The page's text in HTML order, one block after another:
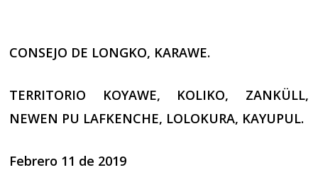
CONSEJO DE LONGKO, KARAWE.
TERRITORIO KOYAWE, KOLIKO, ZANKÜLL,
NEWEN PU LAFKENCHE, LOLOKURA, KAYUPUL.
Febrero 11 de 2019